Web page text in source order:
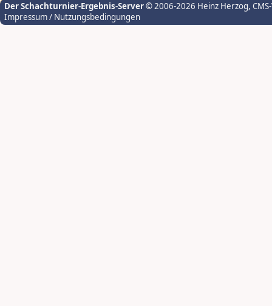
Der Schachturnier-Ergebnis-Server© 2006-2026 Heinz Herzog,
Impressum / Nutzungsbedingungen